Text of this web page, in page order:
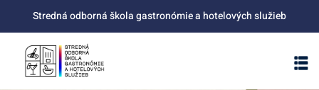
content
Stredná odborná škola gastronómie a hotelových služieb